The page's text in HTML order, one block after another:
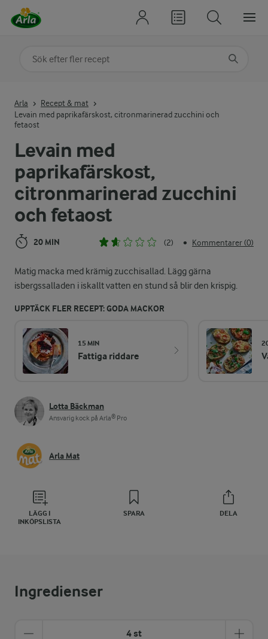
Levain med
paprikafärskost,
citronmarinerad zucchini
och fetaost
20 MIN (2) • Kommentarer (0)
Matig macka med krämig zucchisallad. Lägg gärna
isbergssalladen i iskallt vatten en stund så blir den krispig.
UPPTÄCK FLER RECEPT: GODA MACKOR
15 MIN
Fattiga riddare
Lotta Bäckman
Ansvarig kock på Arla® Pro
Arla Mat
LÄGG I
INKÖPSLISTA
SPARA DELA
Arla
Recept & mat
Levain med paprikafärskost, citronmarinerad zucchini och
fetaost
Ingredienser
4 st
Sök på kategori eller ingrediens